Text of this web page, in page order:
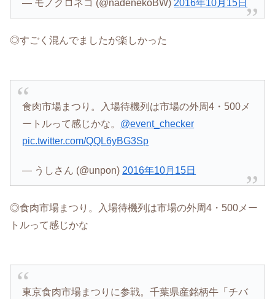
— モノクロネコ (@nadenekoBW) 2016年10月15日
◎すごく混んでましたが楽しかった
食肉市場まつり。入場待機列は市場の外周4・500メ
ートルって感じかな。 @event_checker
pic.twitter.com/QQL6yBG3Sp
— うしさん (@unpon) 2016年10月15日
◎食肉市場まつり。入場待機列は市場の外周4・500メー
トルって感じかな
東京食肉市場まつりに参戦。千葉県産銘柄牛「チバ